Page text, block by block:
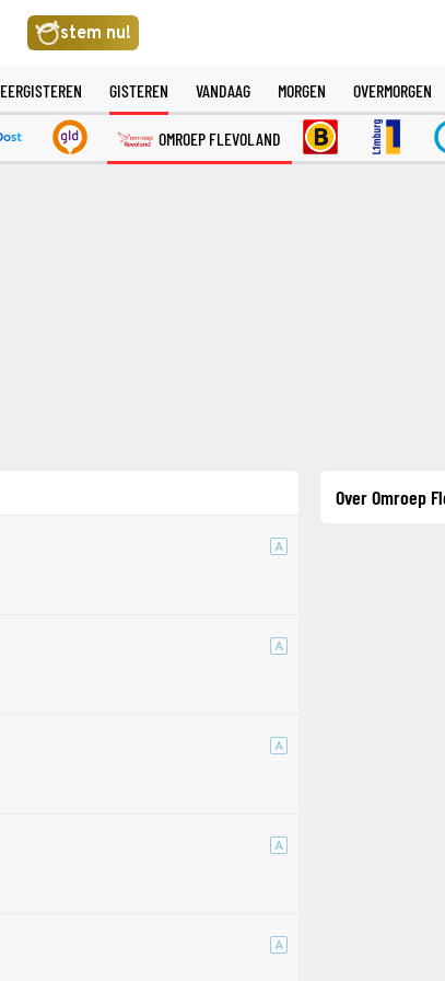
stem nu!
EERGISTEREN GISTEREN VANDAAG MORGEN OVERMORGEN
OMROEP FLEVOLAND
A
A
A
A
A
Over Omroep